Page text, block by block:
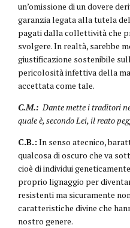
un’omissione di un dovere
garanzia legata alla tutela
pagati dalla collettività che
svolgere. In realtà, sarebbe
giustificazione sostenibile
pericolosità infettiva della
accettata come tale.
C.M.: Dante mette i traditori
quale è, secondo Lei, il reato
C.B.: In senso atecnico,
qualcosa di oscuro che va
cioè di individui
proprio lignaggio per
resistenti ma sicuramente
caratteristiche divine che
nostro genere.